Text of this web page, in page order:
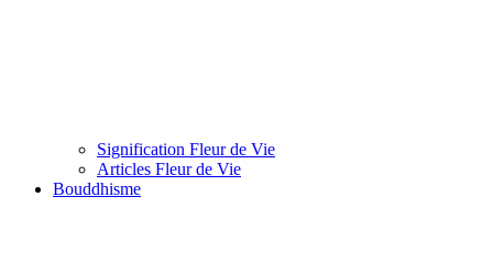
Signification Fleur de Vie
Articles Fleur de Vie
Bouddhisme